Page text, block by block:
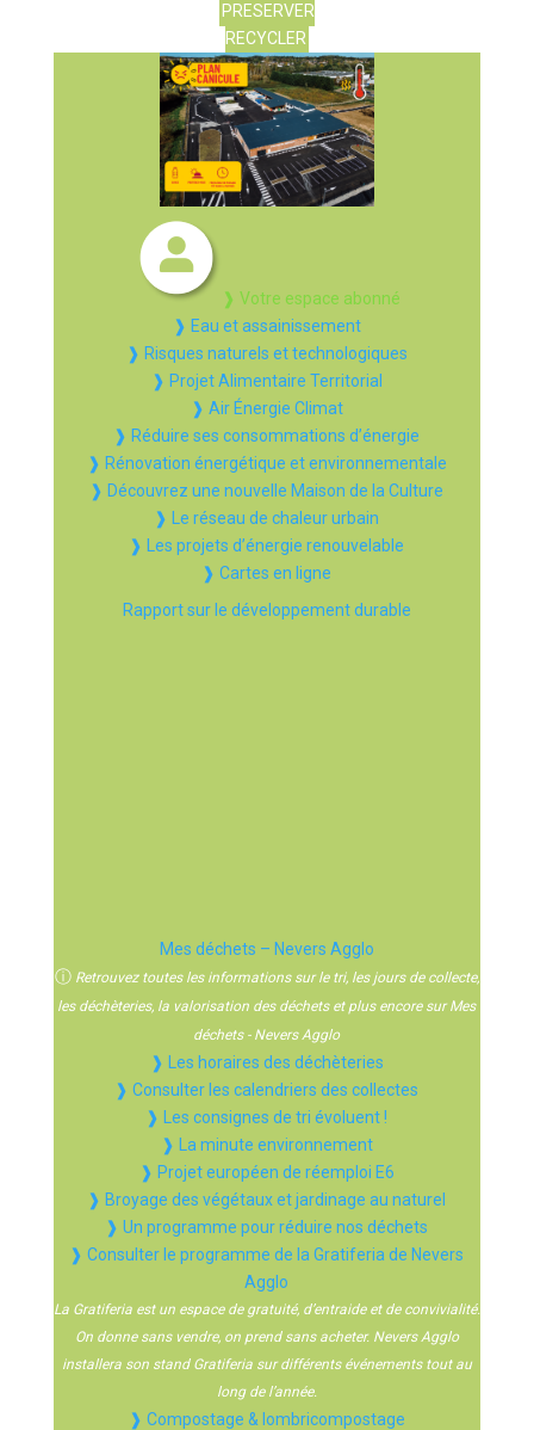
PRESERVER
RECYCLER
❱ Votre espace abonné
❱ Eau et assainissement
❱ Risques naturels et technologiques
❱ Projet Alimentaire Territorial
❱ Air Énergie Climat
❱ Réduire ses consommations d’énergie
❱ Rénovation énergétique et environnementale
❱ Découvrez une nouvelle Maison de la Culture
❱ Le réseau de chaleur urbain
❱ Les projets d’énergie renouvelable
❱ Cartes en ligne
Rapport sur le développement durable
Mes déchets – Nevers Agglo
ⓘ Retrouvez toutes les informations sur le tri, les jours de collecte,
les déchèteries, la valorisation des déchets et plus encore sur Mes
déchets - Nevers Agglo
❱ Les horaires des déchèteries
❱ Consulter les calendriers des collectes
❱ Les consignes de tri évoluent !
❱ La minute environnement
❱ Projet européen de réemploi E6
❱ Broyage des végétaux et jardinage au naturel
❱ Un programme pour réduire nos déchets
❱ Consulter le programme de la Gratiferia de Nevers
Agglo
La Gratiferia est un espace de gratuité, d’entraide et de convivialité.
On donne sans vendre, on prend sans acheter. Nevers Agglo
installera son stand Gratiferia sur différents événements tout au
long de l’année.
❱ Compostage & lombricompostage